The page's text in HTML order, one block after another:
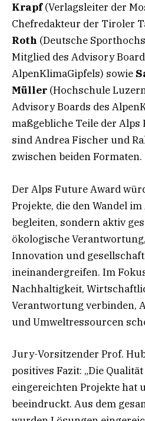
Krapf(Verlagsleiter der
Chefredakteur der Tiroler
Roth (Deutsche
Mitglied des Advisory
AlpenKlimaGipfels) sowie
Müller (Hochschule
Advisory Boards des
maßgebliche Teile der
sind Andrea Fischer und
zwischen beiden Formaten.
Der Alps Future Award
Projekte, die den Wandel
begleiten, sondern aktiv
ökologische
Innovation und
ineinandergreifen. Im
Nachhaltigkeit,
Verantwortung verbinden,
und Umweltressourcen
Jury-Vorsitzender Prof.
positives Fazit: „Die
eingereichten Projekte hat
beeindruckt. Aus dem